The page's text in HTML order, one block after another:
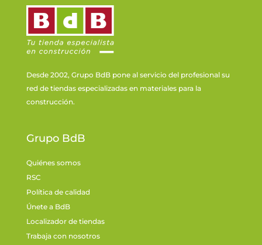
Desde 2002, Grupo BdB pone al servicio del profesional su
red de tiendas especializadas en materiales para la
construcción.
Grupo BdB
Quiénes somos
RSC
Política de calidad
Únete a BdB
Localizador de tiendas
Trabaja con nosotros